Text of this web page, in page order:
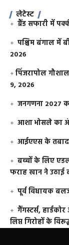
लेटेस्ट
ग्रैंड सफारी में
पश्चिम बंगाल में
2026
​पिंजरापोल
9, 2026
जनगणना 2027
आशा भोसले का
आईएएस के
बच्चों के लिए
फराह खान ने उठाई
पूर्व विधायक
गैंगस्टर्स,
लिप्त गिरोहों के